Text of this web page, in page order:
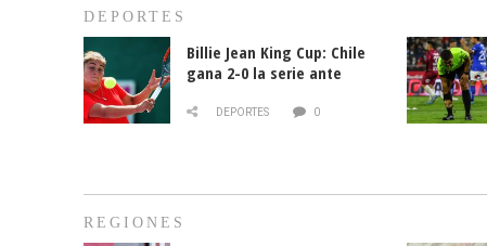
DEPORTES
Billie Jean King Cup: Chile
gana 2-0 la serie ante
DEPORTES 0
REGIONES